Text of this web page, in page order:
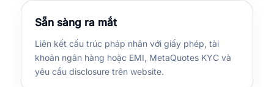
Sẵn sàng ra mắt
Liên kết cấu trúc pháp nhân với giấy phép, tài
khoản ngân hàng hoặc EMI, MetaQuotes KYC và
yêu cầu disclosure trên website.